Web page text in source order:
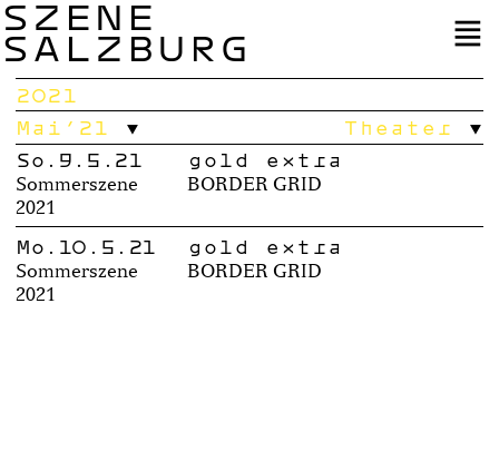
SZENE
SALZBURG
2021
Mai’21
Theater
So.9.5.21
Sommerszene
2021
gold extra
BORDER GRID
Mo.10.5.21
Sommerszene
2021
gold extra
BORDER GRID